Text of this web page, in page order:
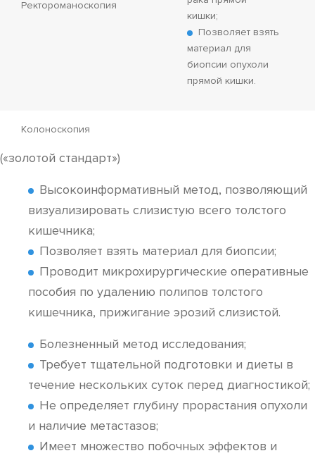
Ректороманоскопия
кишки;
Позволяет взять
материал для
биопсии опухоли
прямой кишки.
Колоноскопия
(«золотой стандарт»)
Высокоинформативный метод, позволяющий
визуализировать слизистую всего толстого
кишечника;
Позволяет взять материал для биопсии;
Проводит микрохирургические оперативные
пособия по удалению полипов толстого
кишечника, прижигание эрозий слизистой.
Болезненный метод исследования;
Требует тщательной подготовки и диеты в
течение нескольких суток перед диагностикой;
Не определяет глубину прорастания опухоли
и наличие метастазов;
Имеет множество побочных эффектов и